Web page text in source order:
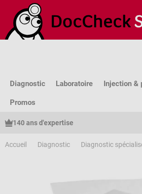
au contenu principal
Passer à la recherche
Passer à la navigation principale
Diagnostic Laboratoire Injection &
Promos
140 ans d'expertise
Accueil Diagnostic Diagnostic